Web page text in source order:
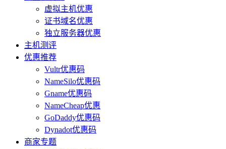
虚拟主机优惠
证书域名优惠
独立服务器优惠
主机测评
优惠推荐
Vultr优惠码
NameSilo优惠码
Gname优惠码
NameCheap优惠
GoDaddy优惠码
Dynadot优惠码
商家专题